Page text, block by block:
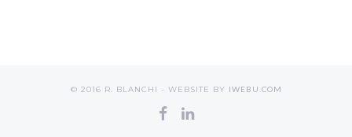
© 2016 R. BLANCHI - WEBSITE BY IWEBU.COM